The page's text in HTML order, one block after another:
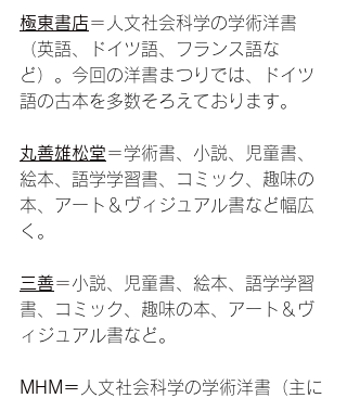
極東書店＝ 人文社会科学の学術洋書
（英語、ドイツ語、フランス語な
ど）。今回の洋書まつりでは、ドイツ
語の古本を多数そろえております。
丸善雄松堂＝学術書、小説、児童書、
絵本、語学学習書、コミック、趣味の
本、アート＆ヴィジュアル書など幅広
く。
三善＝小説、児童書、絵本、語学学習
書、コミック、趣味の本、アート＆ヴ
ィジュアル書など。
MHM＝ 人文社会科学の学術洋書（主に